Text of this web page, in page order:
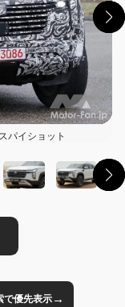
イショット
で優先表示→